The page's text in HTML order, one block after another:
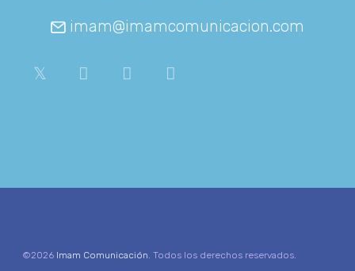
imam@imamcomunicacion.com
©2026 Imam Comunicación . Todos los derechos reservados.